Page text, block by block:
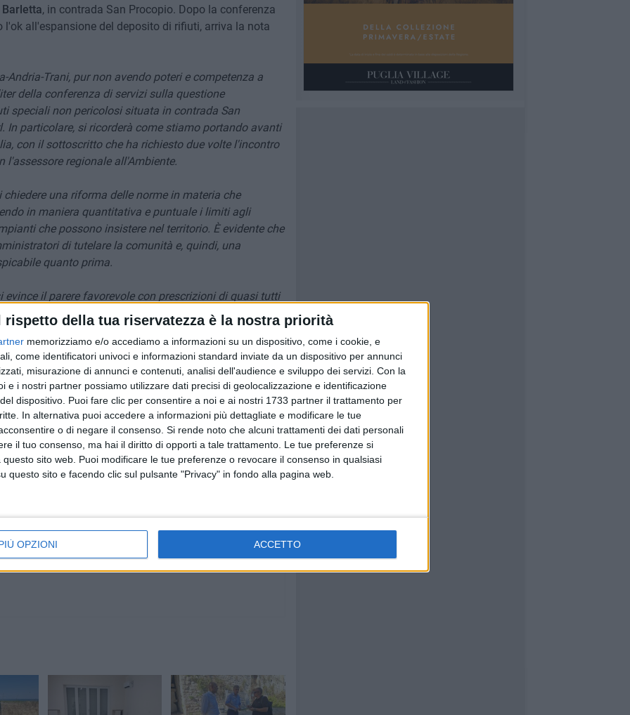
rispetto della tua riservatezza è la nostra priorità
memorizziamo e/o accediamo a informazioni su un dispositivo, come i cookie, e
come identificatori univoci e informazioni standard inviate da un dispositivo per annunci
misurazione di annunci e contenuti, analisi dell'audience e sviluppo dei servizi. Con la
e i nostri partner possiamo utilizzare dati precisi di geolocalizzazione e identificazione
dispositivo. Puoi fare clic per consentire a noi e ai nostri 1733 partner il trattamento per
In alternativa puoi accedere a informazioni più dettagliate e modificare le tue
o di negare il consenso. Si rende noto che alcuni trattamenti dei dati personali
il tuo consenso, ma hai il diritto di opporti a tale trattamento. Le tue preferenze si
sito web. Puoi modificare le tue preferenze o revocare il consenso in qualsiasi
questo sito e facendo clic sul pulsante "Privacy" in fondo alla pagina web.
OPZIONI ACCETTO
Barletta, in contrada San Procopio. Dopo la conferenza
all'espansione del deposito di rifiuti, arriva la nota
Andria-Trani, pur non avendo poteri e competenza a
della conferenza di servizi sulla questione
speciali non pericolosi situata in contrada San
In particolare, si ricorderà come stiamo portando avanti
con il sottoscritto che ha richiesto due volte l'incontro
l'assessore regionale all'Ambiente.
una riforma delle norme in materia che
in maniera quantitativa e puntuale i limiti agli
che possono insistere nel territorio. È evidente che
di tutelare la comunità e, quindi, una
quanto prima.
evince il parere favorevole con prescrizioni di quasi tutti
via e commissione paesaggio, Autorità di Bacino)
esibito il "cartellino rosso" per questioni ambientali e
dalle norme in materia.
Puglia: l'agenzia regionale ha prescritto di riservare una
complessivamente riconosciuta e autorizzata
pubblico per lo smaltimento delle frazioni di
biologico delle frazioni indifferenziate. Per il
non conferisce alcuna competenza a riguardo al
a monitorare la questione dell'impianto di San Procopio
provinciale e ad esperire ogni strada istituzionale utile